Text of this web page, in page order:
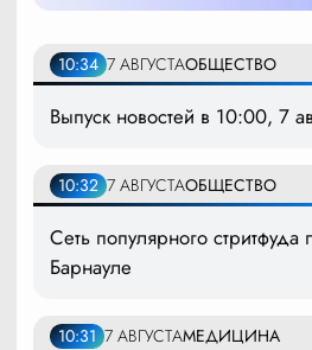
10:34 7 АВГУСТАОБЩЕСТВО
Выпуск новостей в 10:00, 7
10:32 7 АВГУСТАОБЩЕСТВО
Сеть популярного стритфуда
Барнауле
10:31 7 АВГУСТАМЕДИЦИНА